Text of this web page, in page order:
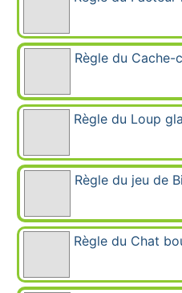
Règle du Cache-
Règle du Loup
Règle du jeu de
Règle du Chat